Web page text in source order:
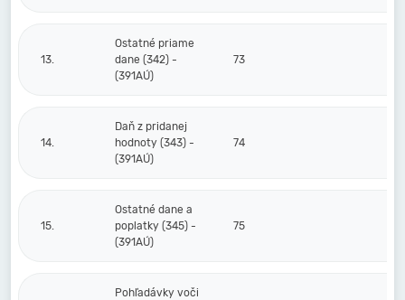
13.
Ostatné priame
dane (342) -
(391AÚ)
73
14.
Daň z pridanej
hodnoty (343) -
(391AÚ)
74
15.
Ostatné dane a
poplatky (345) -
(391AÚ)
75
Pohľadávky voči